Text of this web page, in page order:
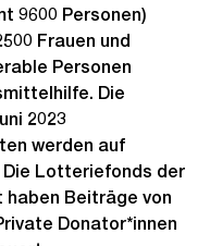
9600 Personen)
Frauen und
Personen
Die
2023
werden auf
Die Lotteriefonds der
Beiträge von
Donator*innen